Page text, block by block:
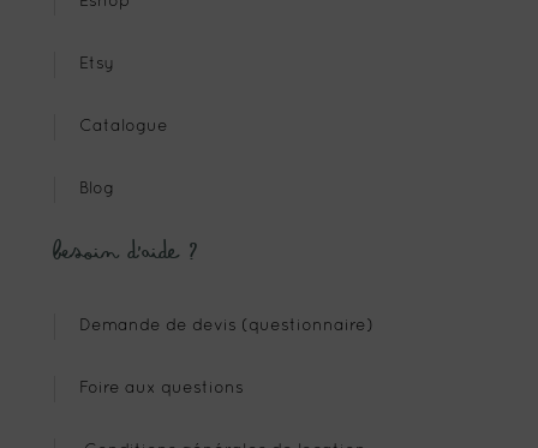
Etsy
Catalogue
Blog
Besoin d’aide ?
Demande de devis (questionnaire)
Foire aux questions